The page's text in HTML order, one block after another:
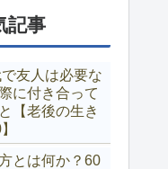
記事
友人は必要な
に付き合って
【老後の生き
とは何か？60